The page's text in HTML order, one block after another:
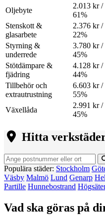
Oljebyte
2.013 kr /
61%
Stenskott &
glasarbete
2.376 kr /
22%
Styrning &
underrede
3.780 kr /
45%
Stötdämpare &
fjädring
4.128 kr /
44%
Tillbehör och
extrautrustning
6.603 kr /
55%
Växellåda
2.991 kr /
45%
Hitta
Populära städer: Stockholm
Väsby Malmö Lund Genarp
Partille Hunnebostrand
Vad ska göras på